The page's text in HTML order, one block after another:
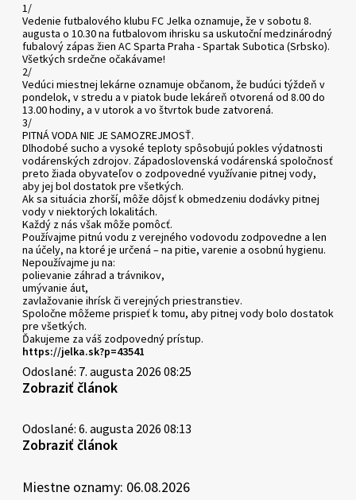
1/
Vedenie futbalového klubu FC Jelka oznamuje, že v sobotu 8.
augusta o 10.30 na futbalovom ihrisku sa uskutoční medzinárodný
fubalový zápas žien AC Sparta Praha - Spartak Subotica (Srbsko).
Všetkých srdečne očakávame!
2/
Vedúci miestnej lekárne oznamuje občanom, že budúci týždeň v
pondelok, v stredu a v piatok bude lekáreň otvorená od 8.00 do
13.00 hodiny, a v utorok a vo štvrtok bude zatvorená.
3/
PITNÁ VODA NIE JE SAMOZREJMOSŤ.
Dlhodobé sucho a vysoké teploty spôsobujú pokles výdatnosti
vodárenských zdrojov. Západoslovenská vodárenská spoločnosť
preto žiada obyvateľov o zodpovedné využívanie pitnej vody,
aby jej bol dostatok pre všetkých.
Ak sa situácia zhorší, môže dôjsť k obmedzeniu dodávky pitnej
vody v niektorých lokalitách.
Každý z nás však môže pomôcť.
Používajme pitnú vodu z verejného vodovodu zodpovedne a len
na účely, na ktoré je určená – na pitie, varenie a osobnú hygienu.
Nepoužívajme ju na:
polievanie záhrad a trávnikov,
umývanie áut,
zavlažovanie ihrísk či verejných priestranstiev.
Spoločne môžeme prispieť k tomu, aby pitnej vody bolo dostatok
pre všetkých.
Ďakujeme za váš zodpovedný prístup.
https://jelka.sk?p=43541
Odoslané: 7. augusta 2026 08:25
Zobraziť článok
Odoslané: 6. augusta 2026 08:13
Zobraziť článok
Miestne oznamy: 06.08.2026